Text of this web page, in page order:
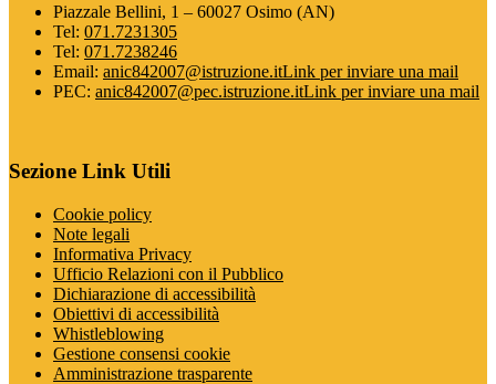
Piazzale Bellini, 1 – 60027 Osimo (AN)
Tel: 071.7231305
Tel: 071.7238246
Email: anic842007@istruzione.itLink per inviare una mail
PEC: anic842007@pec.istruzione.itLink per inviare una mail
Sezione Link Utili
Cookie policy
Note legali
Informativa Privacy
Ufficio Relazioni con il Pubblico
Dichiarazione di accessibilità
Obiettivi di accessibilità
Whistleblowing
Gestione consensi cookie
Amministrazione trasparente